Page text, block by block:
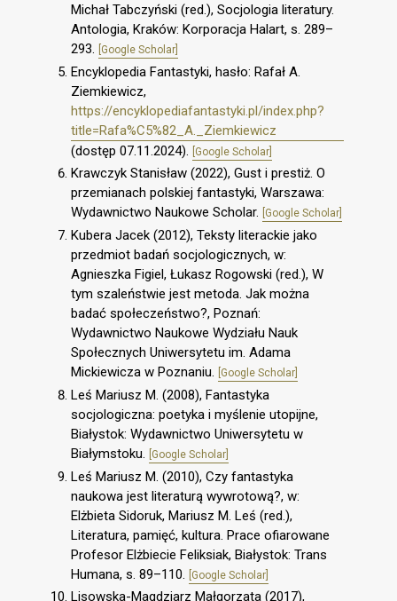
Michał Tabczyński (red.), Socjologia literatury.
Antologia, Kraków: Korporacja Halart, s. 289–
293.
[Google Scholar]
Encyklopedia Fantastyki, hasło: Rafał A.
Ziemkiewicz,
https://encyklopediafantastyki.pl/index.php?
title=Rafa%C5%82_A._Ziemkiewicz
(dostęp 07.11.2024).
[Google Scholar]
Krawczyk Stanisław (2022), Gust i prestiż. O
przemianach polskiej fantastyki, Warszawa:
Wydawnictwo Naukowe Scholar.
[Google Scholar]
Kubera Jacek (2012), Teksty literackie jako
przedmiot badań socjologicznych, w:
Agnieszka Figiel, Łukasz Rogowski (red.), W
tym szaleństwie jest metoda. Jak można
badać społeczeństwo?, Poznań:
Wydawnictwo Naukowe Wydziału Nauk
Społecznych Uniwersytetu im. Adama
Mickiewicza w Poznaniu.
[Google Scholar]
Leś Mariusz M. (2008), Fantastyka
socjologiczna: poetyka i myślenie utopijne,
Białystok: Wydawnictwo Uniwersytetu w
Białymstoku.
[Google Scholar]
Leś Mariusz M. (2010), Czy fantastyka
naukowa jest literaturą wywrotową?, w:
Elżbieta Sidoruk, Mariusz M. Leś (red.),
Literatura, pamięć, kultura. Prace ofiarowane
Profesor Elżbiecie Feliksiak, Białystok: Trans
Humana, s. 89–110.
[Google Scholar]
Lisowska-Magdziarz Małgorzata (2017),